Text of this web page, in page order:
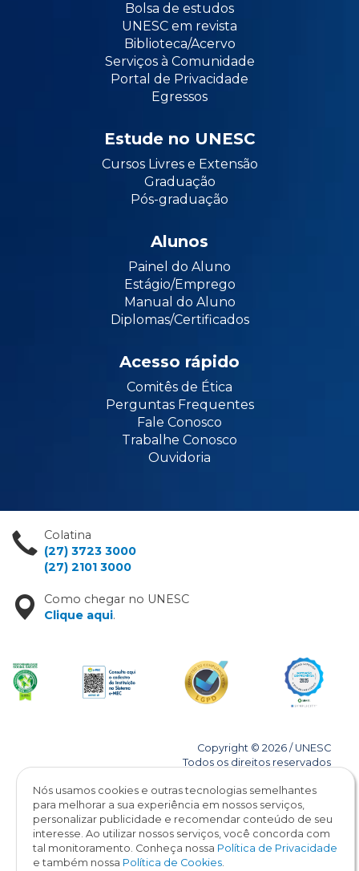
Bolsa de estudos
UNESC em revista
Biblioteca/Acervo
Serviços à Comunidade
Portal de Privacidade
Egressos
Estude no UNESC
Cursos Livres e Extensão
Graduação
Pós-graduação
Alunos
Painel do Aluno
Estágio/Emprego
Manual do Aluno
Diplomas/Certificados
Acesso rápido
Comitês de Ética
Perguntas Frequentes
Fale Conosco
Trabalhe Conosco
Ouvidoria
Colatina
(27) 3723 3000
(27) 2101 3000
Como chegar no UNESC
Clique aqui.
Copyright © 2026 / UNESC
Todos os direitos reservados
Nós usamos cookies e outras tecnologias semelhantes
para melhorar a sua experiência em nossos serviços,
personalizar publicidade e recomendar conteúdo de seu
interesse. Ao utilizar nossos serviços, você concorda com
tal monitoramento. Conheça nossa Política de Privacidade
e também nossa Política de Cookies.